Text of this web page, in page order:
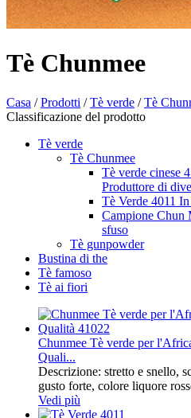
Tè Chunmee
Casa /Prodotti /Tè verde /Tè
Classificazione del prodotto
Tè verde
Tè Chunmee
Tè verde cinese
Produttore di
Tè Verde 4011
Campione Chun
sfuso
Tè gunpowder
Bustina di the
Tè famoso
Tè ai fiori
Chunmee Tè verde per
Quali...
Descrizione: stretto e snello,
gusto forte, colore liquore
Vedi più